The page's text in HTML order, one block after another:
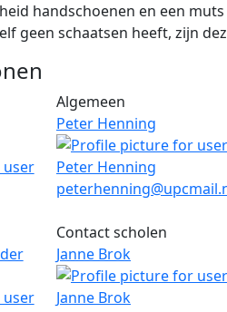
handschoenen en een
geen schaatsen heeft, zijn
Algemeen
Peter Henning
E-mail
Contact scholen
Janne Brok